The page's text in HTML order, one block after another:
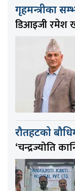
गृहमन्त्रीका
डिआइजी रमेश
रौतहटको
‘चन्द्रज्योति